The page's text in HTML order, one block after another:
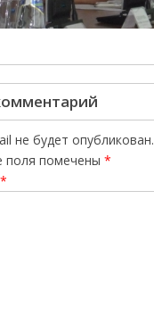
не будет опубликован.
поля помечены*
*